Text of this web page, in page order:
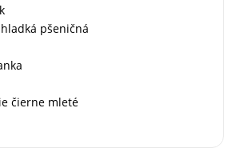
pšeničná
čierne mleté